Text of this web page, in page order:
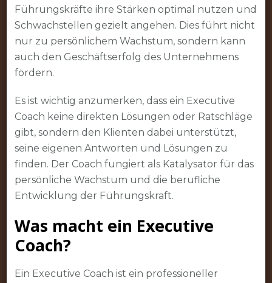
Führungskräfte ihre Stärken optimal nutzen und
Schwachstellen gezielt angehen. Dies führt nicht
nur zu persönlichem Wachstum, sondern kann
auch den Geschäftserfolg des Unternehmens
fördern.
Es ist wichtig anzumerken, dass ein Executive
Coach keine direkten Lösungen oder Ratschläge
gibt, sondern den Klienten dabei unterstützt,
seine eigenen Antworten und Lösungen zu
finden. Der Coach fungiert als Katalysator für das
persönliche Wachstum und die berufliche
Entwicklung der Führungskraft.
Was macht ein Executive
Coach?
Ein Executive Coach ist ein professioneller